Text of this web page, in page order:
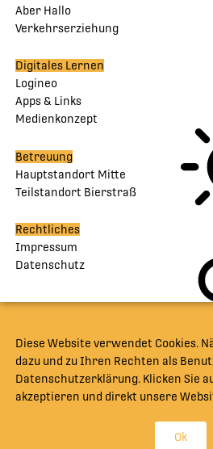
Aber Hallo
Verkehrserziehung
Digitales Lernen
Logineo
Apps & Links
Medienkonzept
Betreuung
Hauptstandort Mitte
Teilstandort Bierstraß
Rechtliches
Impressum
Datenschutz
Diese Website verwendet Cookies.
dazu und zu Ihren Rechten als
Datenschutzerklärung. Klicken Sie
akzeptieren und direkt unsere
Ok